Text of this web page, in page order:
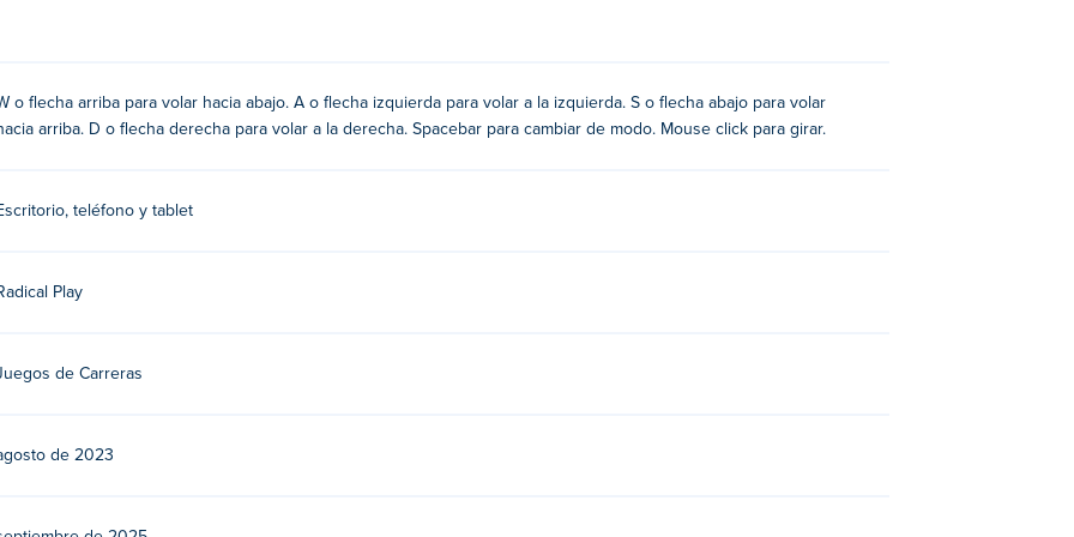
izquierda
de tu campo de visión y, una vez que el cuadrado se vuelva rojo a su alrededor, ¡les dispararás
o flecha arriba para volar hacia abajo. A o flecha izquierda para volar a la izquierda. S o flecha abajo para volar
arriba. D o flecha derecha para volar a la derecha. Spacebar para cambiar de modo. Mouse click para girar.
teléfono y tablet
Play
de Carreras
de 2023